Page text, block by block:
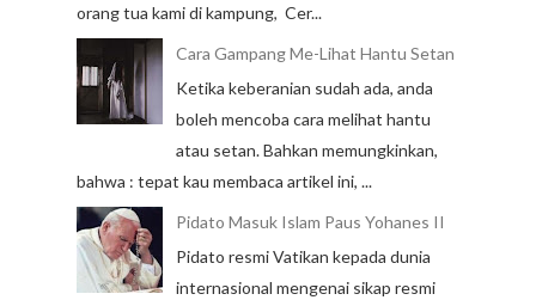
orang tua kami di kampung, Cer...
Cara Gampang Me-Lihat Hantu Setan
Ketika keberanian sudah ada, anda
boleh mencoba cara melihat hantu
atau setan. Bahkan memungkinkan,
bahwa : tepat kau membaca artikel ini, ...
Pidato Masuk Islam Paus Yohanes II
Pidato resmi Vatikan kepada dunia
internasional mengenai sikap resmi